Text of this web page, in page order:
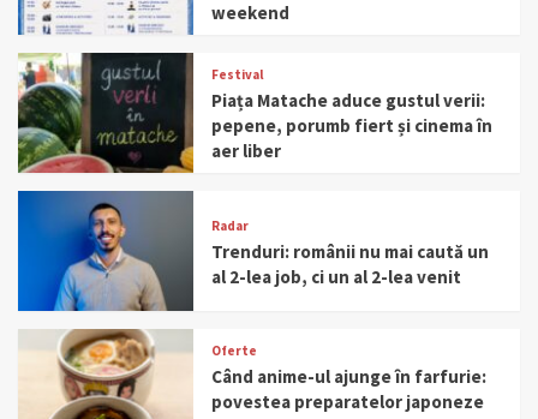
weekend
Festival
Piața Matache aduce gustul verii:
pepene, porumb fiert și cinema în
aer liber
Radar
Trenduri: românii nu mai caută un
al 2-lea job, ci un al 2-lea venit
Oferte
Când anime-ul ajunge în farfurie:
povestea preparatelor japoneze